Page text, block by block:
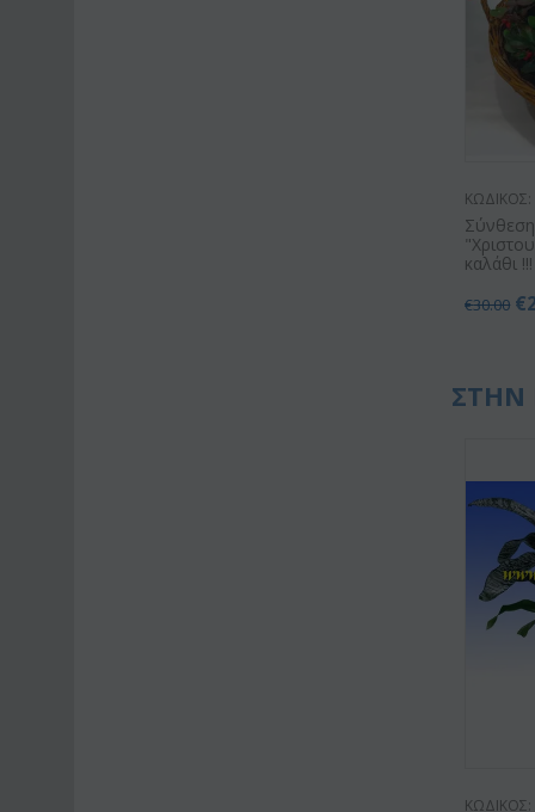
ΚΩΔΙΚΟΣ:
καλάθι !!!
€30.00 €
ΣΤΗΝ
ΚΩΔΙΚΟΣ: